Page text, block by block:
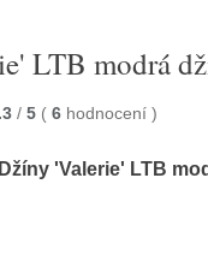
LTB modrá
/ 5 ( 6 hodnocení)
Džíny 'Valerie' LTB